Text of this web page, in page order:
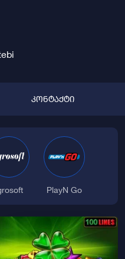
კონტაქტი
PlayN Go